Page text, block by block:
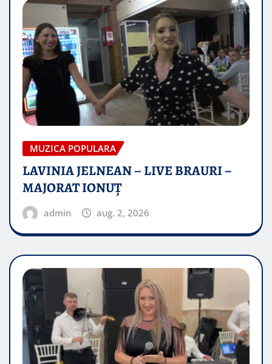
MUZICA POPULARA
LAVINIA JELNEAN – LIVE BRAURI –
MAJORAT IONUŢ
admin aug. 2, 2026